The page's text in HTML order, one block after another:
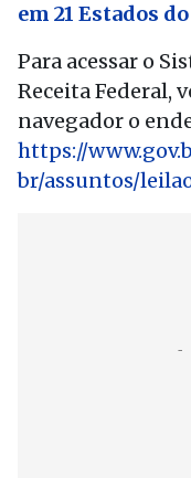
em 21 Estados
Para acessar o
Receita Federal,
navegador o
https://
br/assuntos/